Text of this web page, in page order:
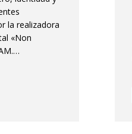
la realizadora
«Non